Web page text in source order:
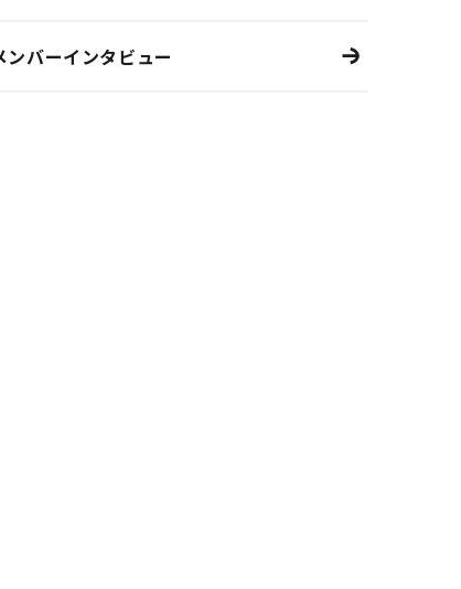
ンバーインタビュー